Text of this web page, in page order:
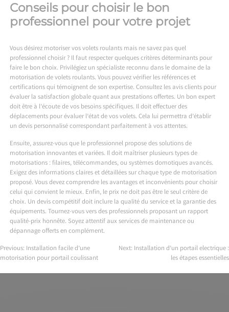
Conseils pour choisir le bon
professionnel pour votre projet
Vous désirez motoriser vos volets roulants mais ne savez pas quel
professionnel choisir ? Il faut respecter quelques critères déterminants pour
faire le bon choix. Privilégiez un spécialiste reconnu dans le domaine de la
motorisation de volets roulants. Vous pouvez vérifier les références et
certifications qui témoignent de son expertise. Consultez les avis clients pour
évaluer la satisfaction globale quant aux prestations offertes. Un bon expert
doit être à l’écoute de vos besoins spécifiques. Il doit effectuer des
déplacements pour évaluer l’état de vos volets. Cela lui permettra d’établir
un devis personnalisé correspondant parfaitement à vos attentes.
Ensuite, assurez-vous que le professionnel propose des solutions de
motorisation innovantes et variées. Il doit maîtriser plusieurs types de
motorisations : filaires, télécommandes, ou systèmes domotiques avancés.
Exigez des informations claires et détaillées sur chaque type de motorisation
proposé. Vous devez comprendre les avantages et inconvénients pour choisir
celui qui convient le mieux. Enfin, le prix ne doit pas être le seul critère de
choix. Un devis compétitif doit inclure la qualité du service et la garantie des
équipements. Tournez-vous vers des professionnels proposant un rapport
qualité-prix honnête. Soyez attentif aux services de maintenance ou
dépannage offerts en complément.
Navigation
Previous: Installation facile d’une
motorisation pour portail coulissant
Next: Installation d’un portail electrique :
les étapes essentielles